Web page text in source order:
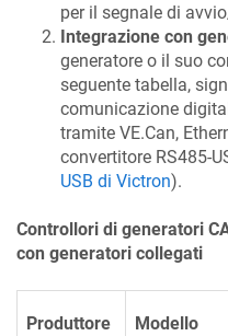
per il segnale di
Integrazione con
generatore o il suo
seguente tabella,
comunicazione
tramite VE.Can,
convertitore RS485-
USB di Victron).
Controllori di generatori
con generatori collegati
Produttore Modello